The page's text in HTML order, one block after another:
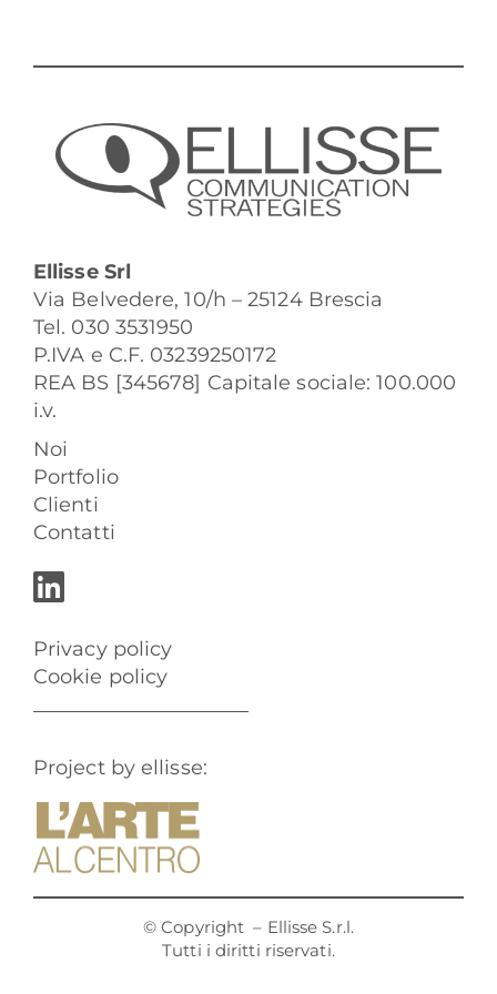
Ellisse Srl
Via Belvedere, 10/h – 25124 Brescia
Tel. 030 3531950
P.IVA e C.F. 03239250172
REA BS [345678] Capitale sociale: 100.000
i.v.
Noi
Portfolio
Clienti
Contatti
Privacy policy
Cookie policy
Project by ellisse:
© Copyright– Ellisse S.r.l.
Tutti i diritti riservati.